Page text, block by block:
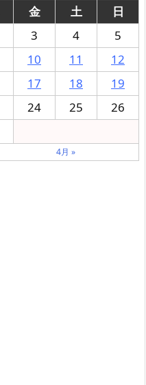
金 土
日
3 4
5
10 11
12
17 18
19
24 25
26
4月 »